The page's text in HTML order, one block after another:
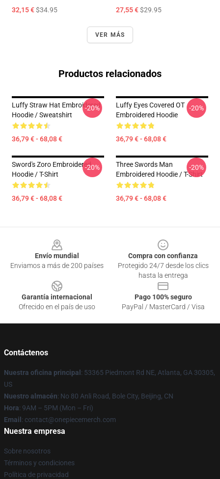
32,15 €$34.95 27,55 €$29.95
VER MÁS
Productos relacionados
Luffy Straw Hat Embroidered
Hoodie / Sweatshirt
36,79 € - 68,08 €
-20%
Luffy Eyes Covered OT
Embroidered Hoodie
36,79 € - 68,08 €
-20%
Sword's Zoro Embroidered
Hoodie / T-Shirt
36,79 € - 68,08 €
-20%
Three Swords Man
Embroidered Hoodie / T-Shirt
36,79 € - 68,08 €
-20%
Envío mundial
Enviamos a más de 200 países
Compra con confianza
Protegido 24/7 desde los clics
hasta la entrega
Garantía internacional
Ofrecido en el país de uso
Pago 100% seguro
PayPal / MasterCard / Visa
Contáctenos
Nuestra oficina principal : 53365 Piedmont Rd NE, Atlanta, GA 30305,
US
Nuestro almacén: No 80 Anli Road, Bole City, Beijing, CN
Hora: 9AM – 5PM (Mon – Fri)
Email : contact@onepiecemerch.com
Nuestra empresa
Sobre nosotros
Términos y condiciones
Política de privacidad